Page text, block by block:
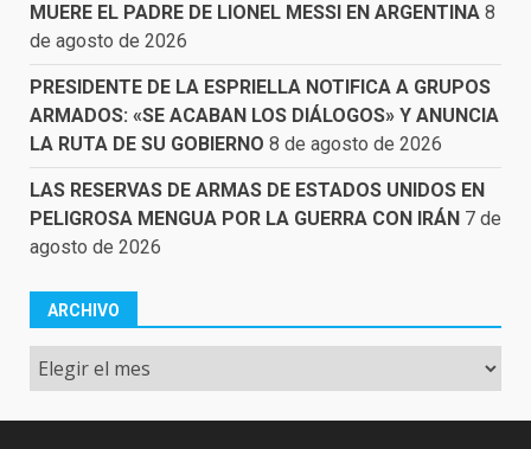
MUERE EL PADRE DE LIONEL MESSI EN ARGENTINA 8
de agosto de 2026
PRESIDENTE DE LA ESPRIELLA NOTIFICA A GRUPOS
ARMADOS: «SE ACABAN LOS DIÁLOGOS» Y ANUNCIA
LA RUTA DE SU GOBIERNO 8 de agosto de 2026
LAS RESERVAS DE ARMAS DE ESTADOS UNIDOS EN
PELIGROSA MENGUA POR LA GUERRA CON IRÁN 7 de
agosto de 2026
ARCHIVO
Archivo